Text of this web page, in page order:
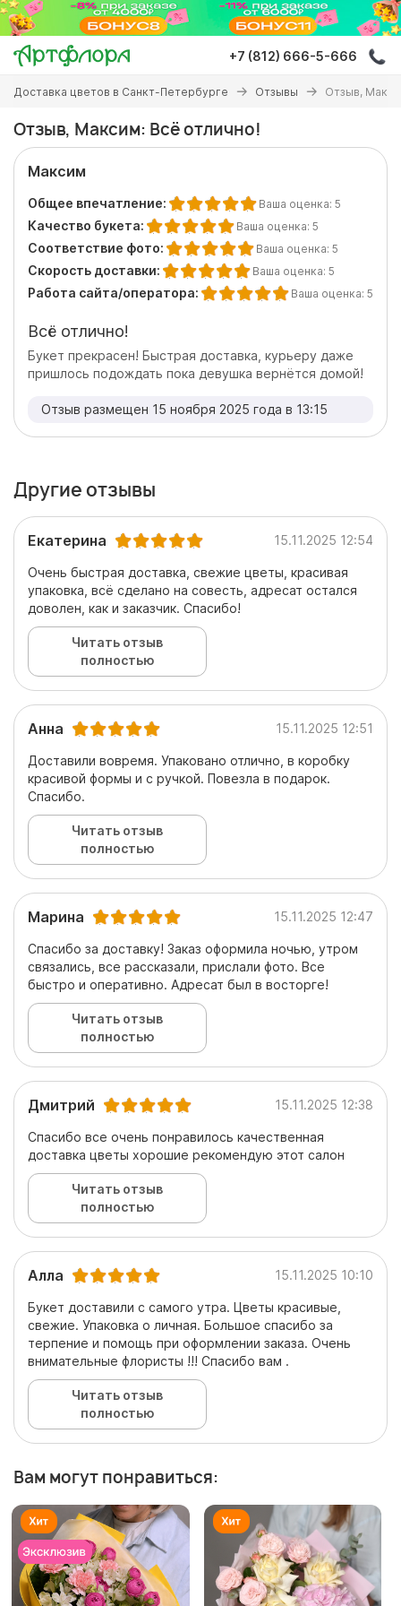
Перейти
основному
содержанию
+7 (812) 666-5-666
Вы
здесь
Доставка цветов в Санкт-Петербурге Отзывы Отзыв,
Отзыв, Максим: Всё отлично!
Максим
Общее впечатление: Ваша оценка: 5
Качество букета: Ваша оценка: 5
Соответствие фото: Ваша оценка: 5
Скорость доставки: Ваша оценка: 5
Работа сайта/оператора: Ваша оценка: 5
Всё отлично!
Букет прекрасен! Быстрая доставка, курьеру даже
пришлось подождать пока девушка вернётся домой!
Отзыв размещен 15 ноября 2025 года в 13:15
Другие отзывы
Екатерина 15.11.2025 12:54
Очень быстрая доставка, свежие цветы, красивая
упаковка, всё сделано на совесть, адресат остался
доволен, как и заказчик. Спасибо!
Читать отзыв
полностью
Анна 15.11.2025 12:51
Доставили вовремя. Упаковано отлично, в коробку
красивой формы и с ручкой. Повезла в подарок.
Спасибо.
Читать отзыв
полностью
Марина 15.11.2025 12:47
Спасибо за доставку! Заказ оформила ночью, утром
связались, все рассказали, прислали фото. Все
быстро и оперативно. Адресат был в восторге!
Читать отзыв
полностью
Дмитрий 15.11.2025 12:38
Спасибо все очень понравилось качественная
доставка цветы хорошие рекомендую этот салон
Читать отзыв
полностью
Алла 15.11.2025 10:10
Букет доставили с самого утра. Цветы красивые,
свежие. Упаковка о личная. Большое спасибо за
терпение и помощь при оформлении заказа. Очень
внимательные флористы !!! Спасибо вам .
Читать отзыв
полностью
Вам могут понравиться: